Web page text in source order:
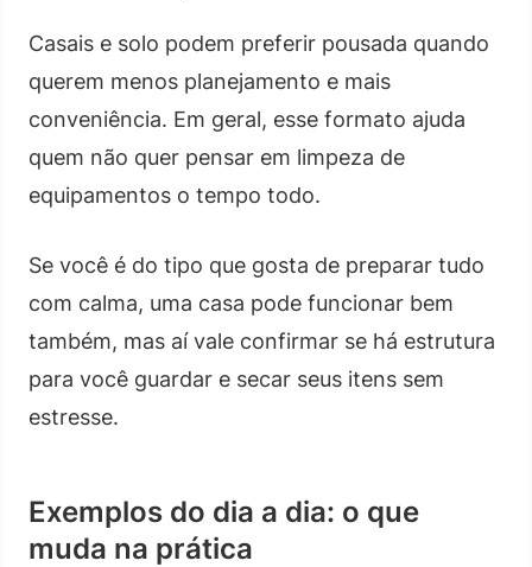
Casais e solo podem preferir pousada quando
querem menos planejamento e mais
conveniência. Em geral, esse formato ajuda
quem não quer pensar em limpeza de
equipamentos o tempo todo.
Se você é do tipo que gosta de preparar tudo
com calma, uma casa pode funcionar bem
também, mas aí vale confirmar se há estrutura
para você guardar e secar seus itens sem
estresse.
Exemplos do dia a dia: o que
muda na prática